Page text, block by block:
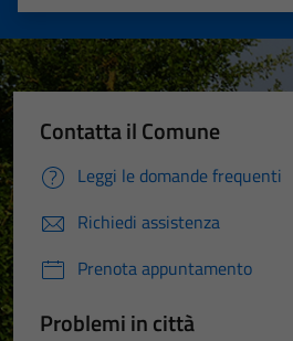
Valuta 5 stelle su 5
Valuta 4 stelle su 5
Valuta 3 stelle su 5
Valuta 2 stelle su 5
Valuta 1 stelle su 5
Contatta il Comune
Leggi le domande frequenti
Richiedi assistenza
Prenota appuntamento
Problemi in città